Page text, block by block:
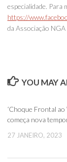
especialidade. Para
https://
da Associação
YOU MAY
‘Choque Frontal ao
começa nova
27 JANEIRO, 2023